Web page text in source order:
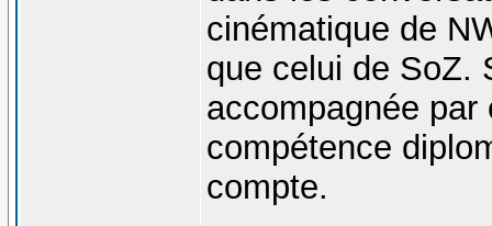
cinématique de
que celui de SoZ.
accompagnée
compétence
compte.